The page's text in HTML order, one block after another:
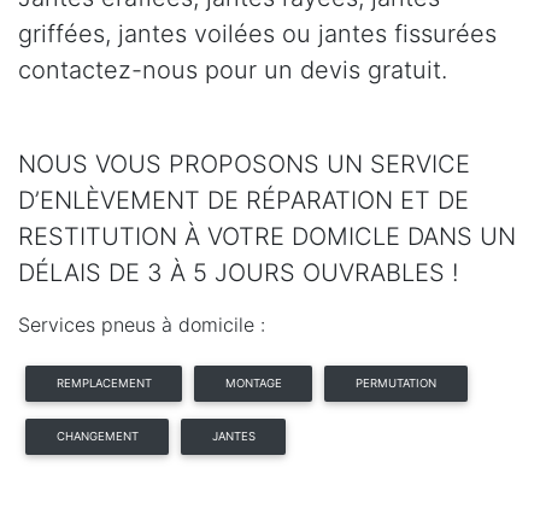
griffées, jantes voilées ou jantes fissurées
contactez-nous pour un devis gratuit.
NOUS VOUS PROPOSONS UN SERVICE
D’ENLÈVEMENT DE RÉPARATION ET DE
RESTITUTION À VOTRE DOMICLE DANS UN
DÉLAIS DE 3 À 5 JOURS OUVRABLES !
Services pneus à domicile :
REMPLACEMENT MONTAGE PERMUTATION
CHANGEMENT JANTES